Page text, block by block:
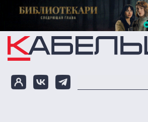
Перейти к основному содержанию